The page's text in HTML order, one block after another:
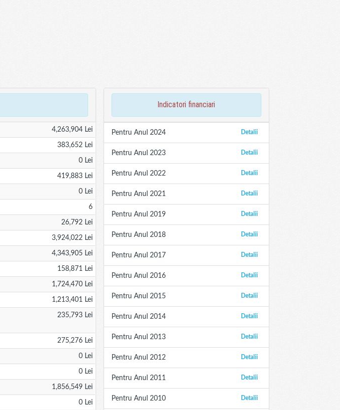
4,263,904 Lei
383,652 Lei
0 Lei
419,883 Lei
0 Lei
6
26,792 Lei
3,924,022 Lei
4,343,905 Lei
158,871 Lei
1,724,470 Lei
1,213,401 Lei
235,793 Lei
275,276 Lei
0 Lei
0 Lei
1,856,549 Lei
0 Lei
indicatori financiari
Detalii
Pentru Anul 2024
Detalii
Pentru Anul 2023
Detalii
Pentru Anul 2022
Detalii
Pentru Anul 2021
Detalii
Pentru Anul 2019
Detalii
Pentru Anul 2018
Detalii
Pentru Anul 2017
Detalii
Pentru Anul 2016
Detalii
Pentru Anul 2015
Detalii
Pentru Anul 2014
Detalii
Pentru Anul 2013
Detalii
Pentru Anul 2012
Detalii
Pentru Anul 2011
Detalii
Pentru Anul 2010